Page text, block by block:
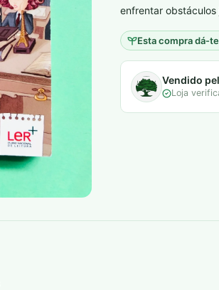
enfrentar obstáculos
Esta compra dá-te
Vendido
Loja